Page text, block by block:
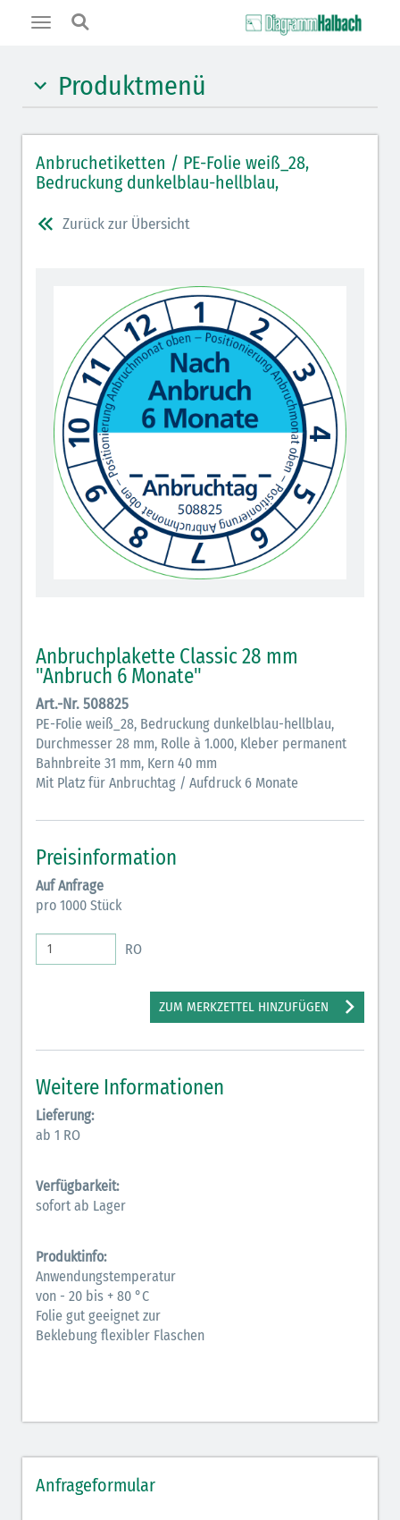
Toggle
Produktmenü
Anbruchetiketten Papier rechteckig
Anbruchetiketten / PE-Folie weiß_28,
Bedruckung dunkelblau-hellblau,
Zurück zur Übersicht
Anbruchplakette Classic 28 mm
"Anbruch 6 Monate"
Art.-Nr. 508825
PE-Folie weiß_28, Bedruckung dunkelblau-hellblau,
Durchmesser 28 mm, Rolle à 1.000, Kleber permanent
Bahnbreite 31 mm, Kern 40 mm
Mit Platz für Anbruchtag / Aufdruck 6 Monate
Preisinformation
Auf Anfrage
pro 1000 Stück
RO
ZUM MERKZETTEL HINZUFÜGEN
Weitere Informationen
Lieferung:
ab 1 RO
Verfügbarkeit:
sofort ab Lager
Produktinfo:
Anwendungstemperatur
von - 20 bis + 80 °C
Folie gut geeignet zur
Beklebung flexibler Flaschen
Anfrageformular